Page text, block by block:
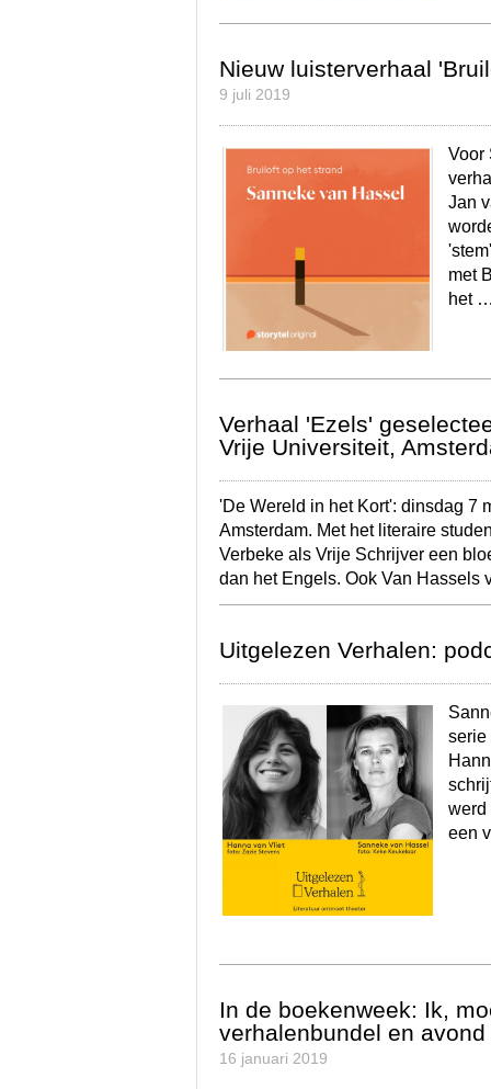
Nieuw luisterverhaal
9 juli 2019
Voor
Jan
met
het
Verhaal 'Ezels'
Vrije Universiteit,
'De Wereld in het Kort': dinsdag 7
Amsterdam. Met het literaire
Verbeke als Vrije Schrijver een
dan het Engels. Ook Van
Uitgelezen Verhalen:
serie
werd
een
In de boekenweek: Ik,
verhalenbundel en
16 januari 2019